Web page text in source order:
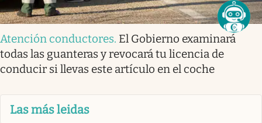
Atención conductores. El Gobierno examinará
todas las guanteras y revocará tu licencia de
conducir si llevas este artículo en el coche
Las más leidas